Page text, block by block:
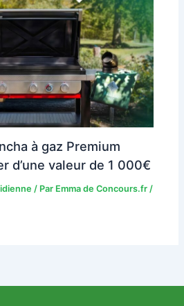
à gaz Premium
d’une valeur de 1 000€
/ Par Emma de Concours.fr/